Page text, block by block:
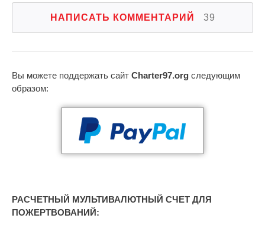
НАПИСАТЬ КОММЕНТАРИЙ 39
Вы можете поддержать сайт Charter97.org следующим
образом:
РАСЧЕТНЫЙ МУЛЬТИВАЛЮТНЫЙ СЧЕТ ДЛЯ
ПОЖЕРТВОВАНИЙ: